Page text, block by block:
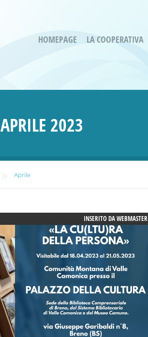
HOMEPAGE LA COOPERATIVA
APRILE 2023
» Aprile
INSERITO DAWEBMASTER